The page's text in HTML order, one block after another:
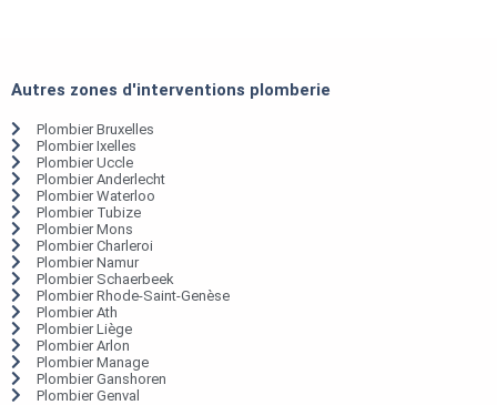
Autres zones d'interventions plomberie
Plombier Bruxelles
Plombier Ixelles
Plombier Uccle
Plombier Anderlecht
Plombier Waterloo
Plombier Tubize
Plombier Mons
Plombier Charleroi
Plombier Namur
Plombier Schaerbeek
Plombier Rhode-Saint-Genèse
Plombier Ath
Plombier Liège
Plombier Arlon
Plombier Manage
Plombier Ganshoren
Plombier Genval